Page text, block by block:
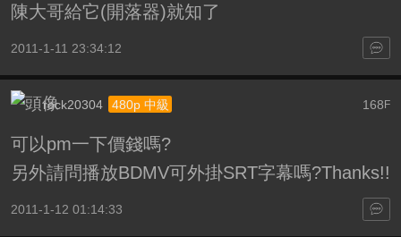
陳大哥給它(開落器)就知了
2011-1-11 23:34:12
168 F
rock20304 480p 中級
可以pm一下價錢嗎?
另外請問播放BDMV可外掛SRT字幕嗎?Thanks!!
2011-1-12 01:14:33